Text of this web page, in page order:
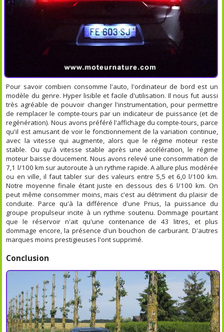
Pour savoir combien consomme l'auto, l'ordinateur de bord est un
modèle du genre. Hyper lisible et facile d'utilisation. Il nous fut aussi
très agréable de pouvoir changer l'instrumentation, pour permettre
de remplacer le compte-tours par un indicateur de puissance (et de
regénération). Nous avons préféré l'affichage du compte-tours, parce
qu'il est amusant de voir le fonctionnement de la variation continue,
avec la vitesse qui augmente, alors que le régime moteur reste
stable. Ou qu'à vitesse stable après une accélération, le régime
moteur baisse doucement. Nous avons relevé une consommation de
7,1 l/100 km sur autoroute à un rythme rapide. A allure plus modérée
ou en ville, il faut tabler sur des valeurs entre 5,5 et 6,0 l/100 km.
Notre moyenne finale étant juste en dessous des 6 l/100 km. On
peut même consommer moins, mais c'est au détriment du plaisir de
conduite. Parce qu'à la différence d'une Prius, la puissance du
groupe propulseur incite à un rythme soutenu. Dommage pourtant
que le réservoir n'ait qu'une contenance de 43 litres, et plus
dommage encore, la présence d'un bouchon de carburant. D'autres
marques moins prestigieuses l'ont supprimé.
Conclusion